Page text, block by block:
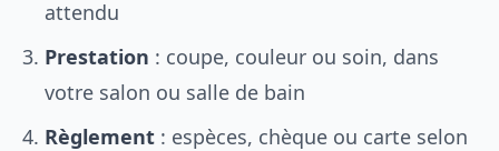
attendu
Prestation : coupe, couleur ou soin, dans
votre salon ou salle de bain
Règlement : espèces, chèque ou carte selon